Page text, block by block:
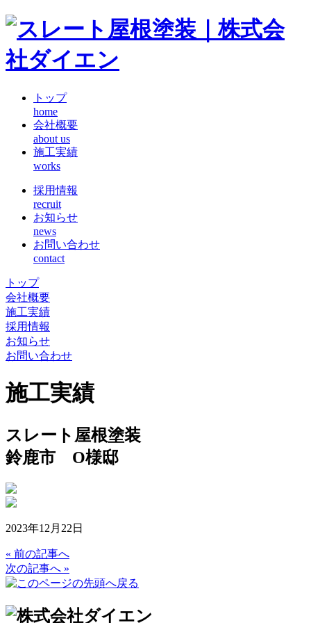
トップ
home
会社概要
about us
施工実績
works
採用情報
recruit
お知らせ
news
お問い合わせ
contact
トップ
会社概要
施工実績
採用情報
お知らせ
お問い合わせ
施工実績
スレート屋根塗装
鈴鹿市 O様邸
2023年12月22日
« 前の記事へ
次の記事へ »